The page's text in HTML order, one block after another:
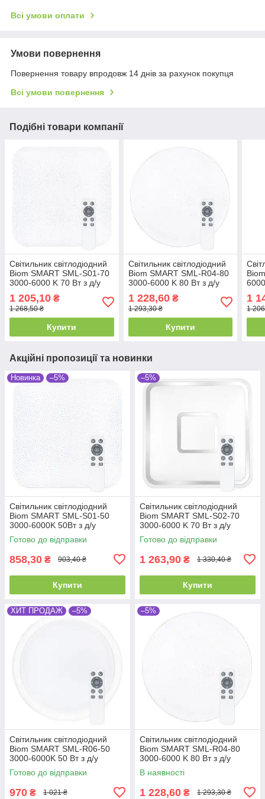
Всі умови оплати
Умови повернення
Повернення товару впродовж 14 днів за рахунок покупця
Всі умови повернення
Подібні товари компанії
Світильник світлодіодний
Biom SMART SML-S01-70
3000-6000 K 70 Вт з д/у
1 205,10 ₴
1 268,50 ₴
Купити
Світильник світлодіодний
Biom SMART SML-R04-80
3000-6000 K 80 Вт з д/у
1 228,60₴
1 293,30 ₴
Купити
1
1
Акційні пропозиції та новинки
Новинка –5%
Світильник світлодіодний
Biom SMART SML-S01-50
3000-6000K 50Вт з д/у
Готово до відправки
858,30 ₴ 903,40 ₴
Купити
–5%
Світильник світлодіодний
Biom SMART SML-S02-70
3000-6000 K 70 Вт з д/у
Готово до відправки
1 263,90 ₴ 1 330,40 ₴
Купити
ХИТ ПРОДАЖ –5%
Світильник світлодіодний
Biom SMART SML-R06-50
3000-6000K 50 Вт з д/у
Готово до відправки
970 ₴ 1 021 ₴
–5%
Світильник світлодіодний
Biom SMART SML-R04-80
3000-6000 K 80 Вт з д/у
В наявності
1 228,60 ₴ 1 293,30 ₴